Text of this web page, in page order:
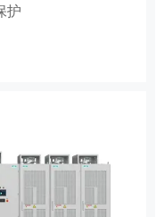
护
网、新能源多场
制系统
场景